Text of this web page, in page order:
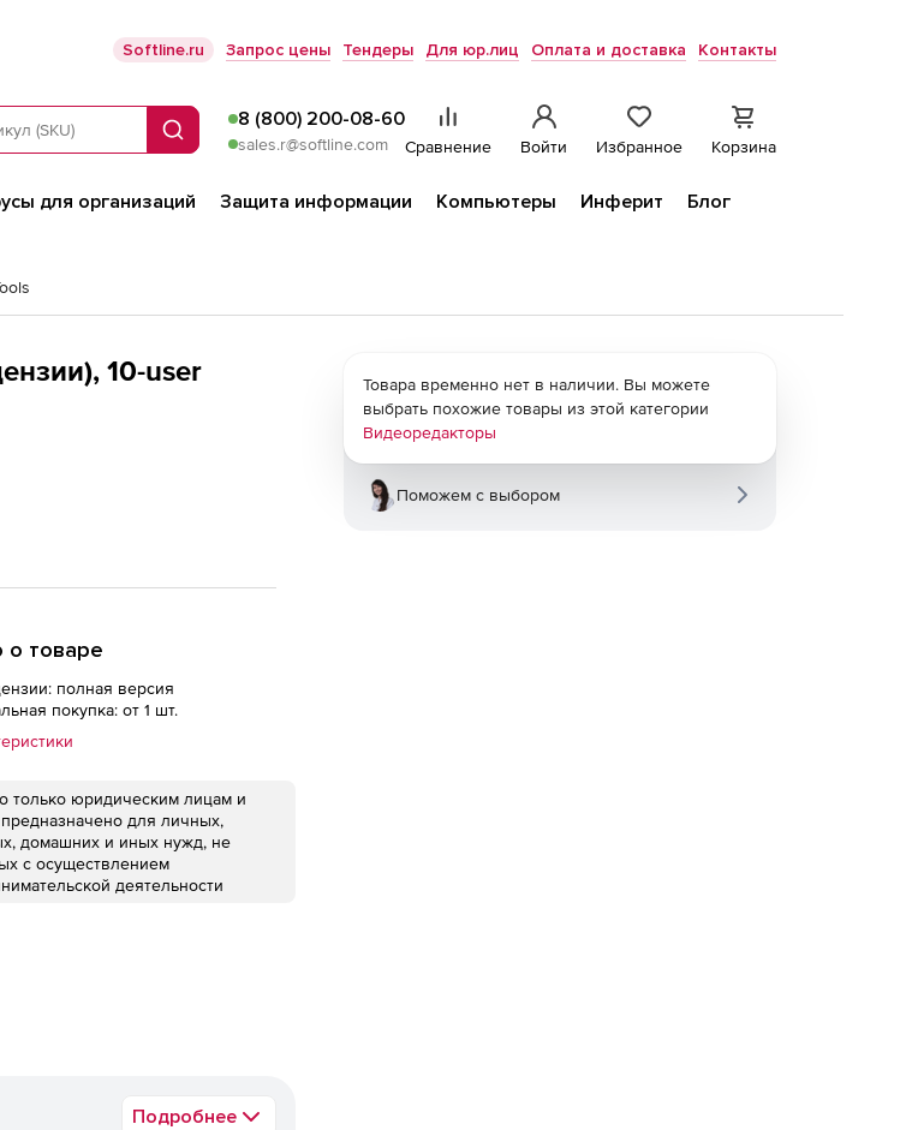
Softline.ru Запрос цены Тендеры Для юр.лиц Оплата и доставка Контакты
Поиск
8 (800) 200-08-60
sales.r@softline.com Сравнение Войти Избранное Корзина
для организаций Защита информации Компьютеры Инферит
Блог
10-user
о товаре
полная версия
покупка: от 1 шт.
только юридическим лицам и
для личных,
домашних и иных нужд, не
с осуществлением
деятельности
Подробнее
Товара временно нет в наличии. Вы можете
выбрать похожие товары из этой категории
Видеоредакторы
Поможем с выбором